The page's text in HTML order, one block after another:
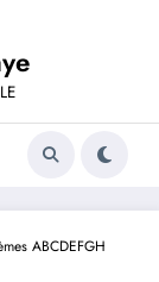
ABCDEFGH